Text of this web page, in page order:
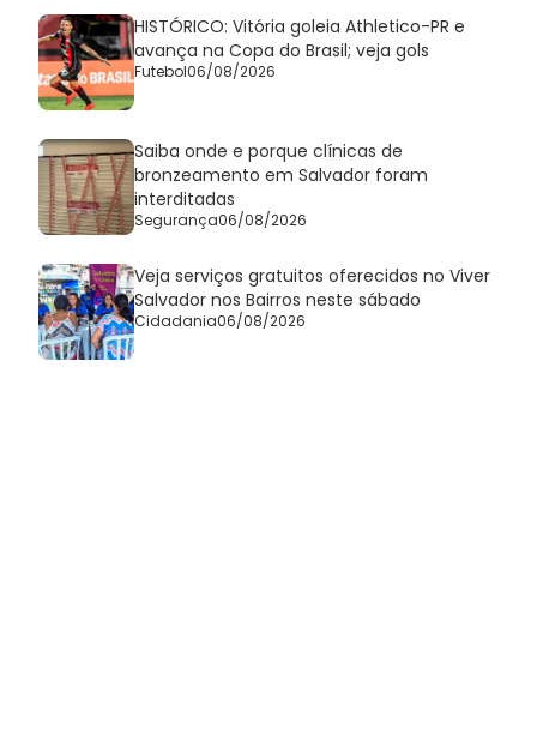
HISTÓRICO: Vitória goleia Athletico-PR e
avança na Copa do Brasil; veja gols
Futebol06/08/2026
Saiba onde e porque clínicas de
bronzeamento em Salvador foram
interditadas
Segurança06/08/2026
Veja serviços gratuitos oferecidos no Viver
Salvador nos Bairros neste sábado
Cidadania06/08/2026